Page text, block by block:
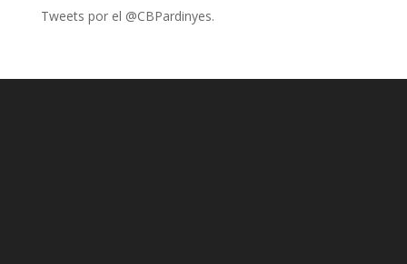
Tweets por el @CBPardinyes.